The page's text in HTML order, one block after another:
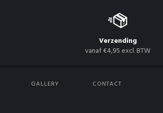
Verzending
vanaf €4,95 excl. BTW
GALLERY CONTACT